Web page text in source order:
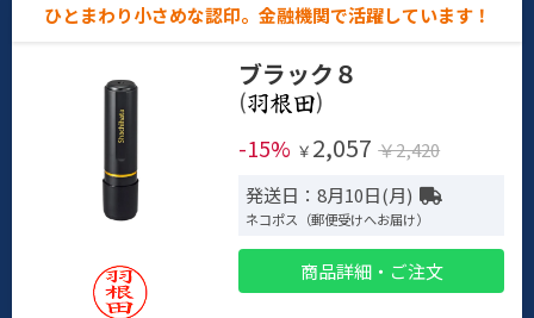
ひとまわり小さめな認印。金融機関で活躍しています！
ブラック８
(
)
-15% ￥ 2,057 ￥2,420
発送日：8月10日(月)
ネコポス（郵便受けへお届け）
商品詳細・ご注文